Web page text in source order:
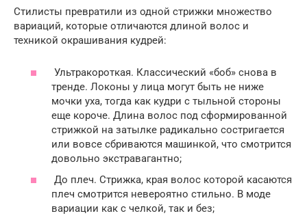
Стилисты превратили из одной стрижки множество
вариаций, которые отличаются длиной волос и
техникой окрашивания кудрей:
Ультракороткая. Классический «боб» снова в
тренде. Локоны у лица могут быть не ниже
мочки уха, тогда как кудри с тыльной стороны
еще короче. Длина волос под сформированной
стрижкой на затылке радикально состригается
или вовсе сбриваются машинкой, что смотрится
довольно экстравагантно;
До плеч. Стрижка, края волос которой касаются
плеч смотрится невероятно стильно. В моде
вариации как с челкой, так и без;